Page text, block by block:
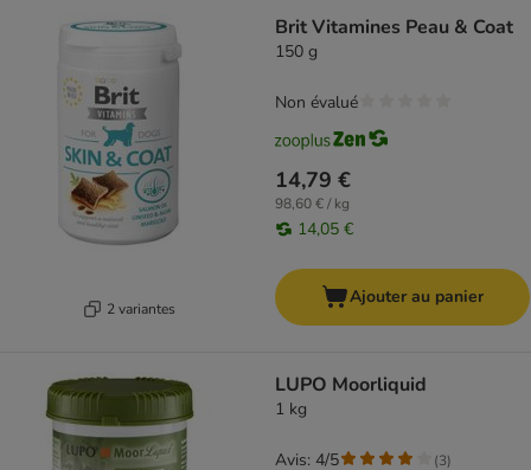
2 variantes
Brit Vitamines Peau & Coat
150 g
14,79 €
98,60 € / kg
14,05 €
Non évalué
Ajouter au panier
LUPO Moorliquid
1 kg
Avis: 4/5 (3)